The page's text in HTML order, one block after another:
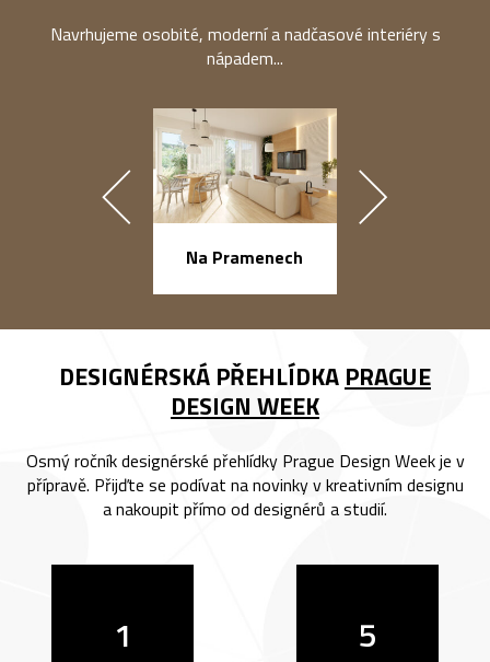
Navrhujeme osobité, moderní a nadčasové interiéry s
nápadem...
Na Pramenech
DESIGNÉRSKÁ PŘEHLÍDKA PRAGUE
DESIGN WEEK
Osmý ročník designérské přehlídky Prague Design Week je v
přípravě. Přijďte se podívat na novinky v kreativním designu
a nakoupit přímo od designérů a studií.
1 5